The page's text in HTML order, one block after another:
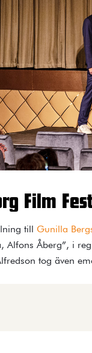
Film
till Gunilla
Åberg”, i
tog även